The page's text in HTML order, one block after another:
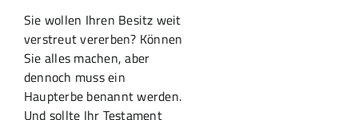
Sie wollen Ihren Besitz weit
verstreut vererben? Können
Sie alles machen, aber
dennoch muss ein
Haupterbe benannt werden.
Und sollte Ihr Testament